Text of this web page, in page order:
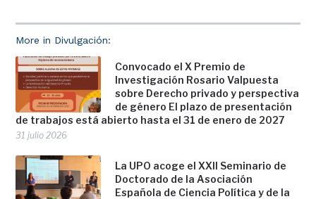
More in Divulgación:
Convocado el X Premio de
Investigación Rosario Valpuesta
sobre Derecho privado y perspectiva
de género El plazo de presentación
de trabajos está abierto hasta el 31 de enero de 2027
31 julio 2026
La UPO acoge el XXII Seminario de
Doctorado de la Asociación
Española de Ciencia Política y de la